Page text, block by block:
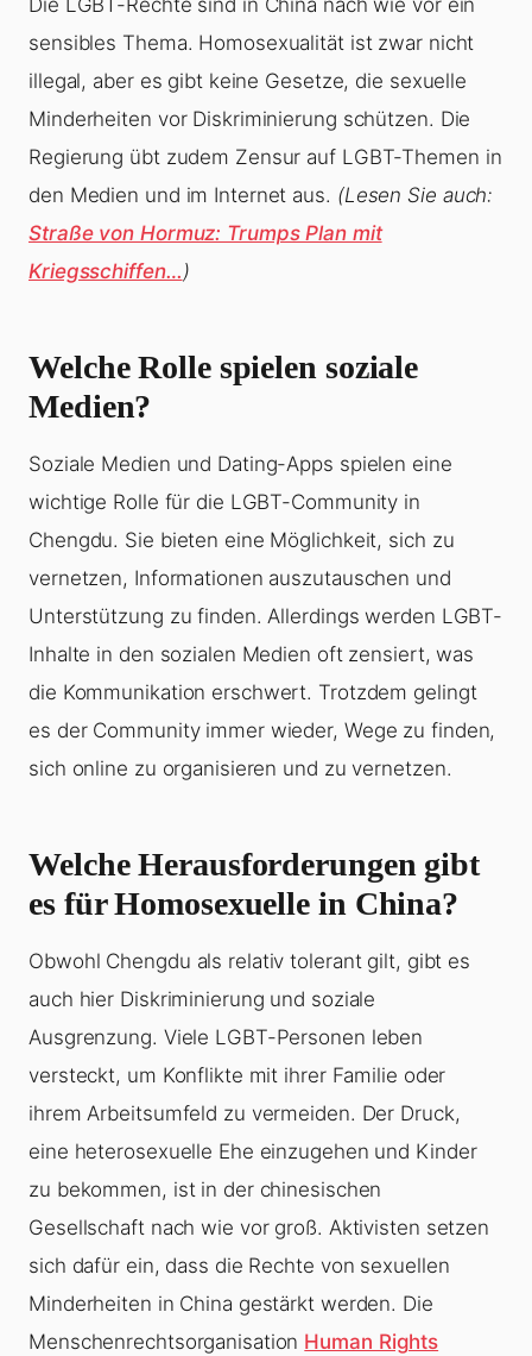
Die LGBT-Rechte sind in China nach wie vor ein
sensibles Thema. Homosexualität ist zwar nicht
illegal, aber es gibt keine Gesetze, die sexuelle
Minderheiten vor Diskriminierung schützen. Die
Regierung übt zudem Zensur auf LGBT-Themen in
den Medien und im Internet aus. (Lesen Sie auch:
Straße von Hormuz: Trumps Plan mit
Kriegsschiffen…)
Welche Rolle spielen soziale
Medien?
Soziale Medien und Dating-Apps spielen eine
wichtige Rolle für die LGBT-Community in
Chengdu. Sie bieten eine Möglichkeit, sich zu
vernetzen, Informationen auszutauschen und
Unterstützung zu finden. Allerdings werden LGBT-
Inhalte in den sozialen Medien oft zensiert, was
die Kommunikation erschwert. Trotzdem gelingt
es der Community immer wieder, Wege zu finden,
sich online zu organisieren und zu vernetzen.
Welche Herausforderungen gibt
es für Homosexuelle in China?
Obwohl Chengdu als relativ tolerant gilt, gibt es
auch hier Diskriminierung und soziale
Ausgrenzung. Viele LGBT-Personen leben
versteckt, um Konflikte mit ihrer Familie oder
ihrem Arbeitsumfeld zu vermeiden. Der Druck,
eine heterosexuelle Ehe einzugehen und Kinder
zu bekommen, ist in der chinesischen
Gesellschaft nach wie vor groß. Aktivisten setzen
sich dafür ein, dass die Rechte von sexuellen
Minderheiten in China gestärkt werden. Die
Menschenrechtsorganisation Human Rights